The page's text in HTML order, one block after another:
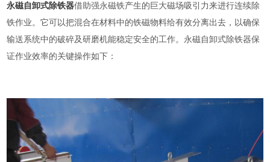
永磁自卸式除铁器借助强永磁铁产生的巨大磁场吸引力来进行连续除
铁作业。它可以把混合在材料中的铁磁物料给有效分离出去，以确保
输送系统中的破碎及研磨机能稳定安全的工作。永磁自卸式除铁器保
证作业效率的关键操作如下：